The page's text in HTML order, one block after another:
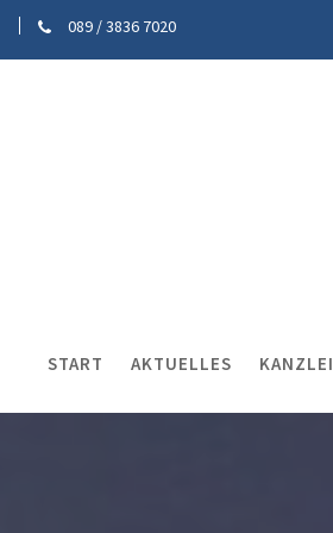
089 / 3836 7020
START AKTUELLES KANZLEI